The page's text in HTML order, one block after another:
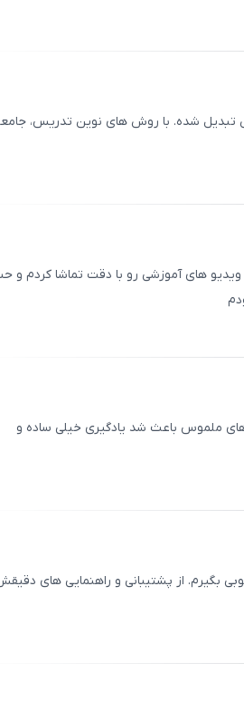
تبدیل شده. با روش ‌های نوین تدریس،
های آموزشی رو با دقت تماشا کردم و
ملموس باعث شد یادگیری خیلی ساده و
بگیرم. از پشتیبانی و راهنمایی ‌های